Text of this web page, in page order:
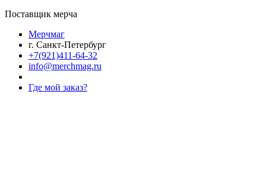
Поставщик мерча
Мерчмаг
г. Санкт-Петербург
+7(921)411-64-32
info@merchmag.ru
Где мой заказ?